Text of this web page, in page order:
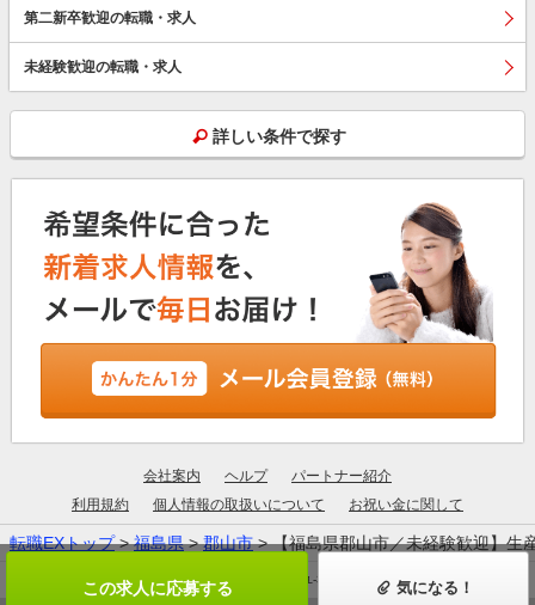
この求人に応募する 気になる！
第二新卒歓迎の転職・求人
未経験歓迎の転職・求人
詳しい条件で探す
会社案内 ヘルプ
パートナー紹介
利用規約
個人情報の取扱いについて お祝い金に関して
転職EXトップ>福島県>郡山市> 【福島県郡山市／未経験歓迎】生
厚生労働大臣許可：13-ユ-305190